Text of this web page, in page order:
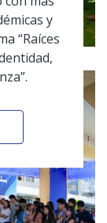
y
“Raíces